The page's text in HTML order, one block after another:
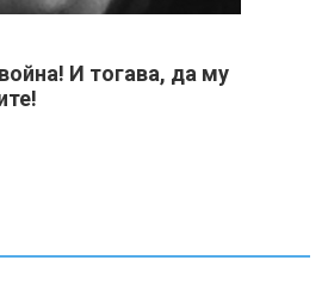
И тогава, да му